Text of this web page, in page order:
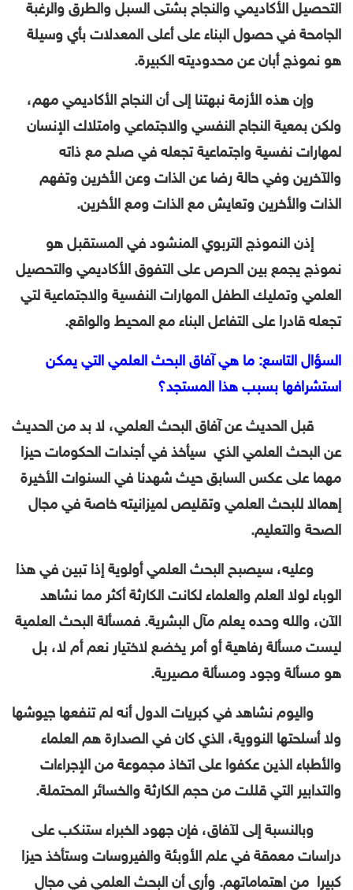
التحصيل الأكاديمي والنجاح بشتى السبل والطرق والرغبة
الجامحة في حصول البناء على أعلى المعدلات بأي وسيلة
هو نموذج أبان عن محدوديته الكبيرة.
وإن هذه الأزمة نبهتنا إلى أن النجاح الأكاديمي مهم،
ولكن بمعية النجاح النفسي والاجتماعي وامتلاك الإنسان
لمهارات نفسية واجتماعية تجعله في صلح مع ذاته
والآخرين وفي حالة رضا عن الذات وعن الأخرين وتفهم
الذات والأخرين وتعايش مع الذات ومع الأخرين.
إذن النموذج التربوي المنشود في المستقبل هو
نموذج يجمع بين الحرص على التفوق الأكاديمي والتحصيل
العلمي وتمليك الطفل المهارات النفسية والاجتماعية لتي
تجعله قادرا على التفاعل البناء مع المحيط والواقع.
السؤال التاسع: ما هي آفاق البحث العلمي التي يمكن
استشرافها بسبب هذا المستجد؟
قبل الحديث عن آفاق البحث العلمي، لا بد من الحديث
عن البحث العلمي الذي سيأخذ في أجندات الحكومات حيزا
مهما على عكس السابق حيث شهدنا في السنوات الأخيرة
إهمالا للبحث العلمي وتقليص لميزانيته خاصة في مجال
الصحة والتعليم.
وعليه، سيصبح البحث العلمي أولوية إذا تبين في هذا
الوباء لولا العلم والعلماء لكانت الكارثة أكثر مما نشاهد
الآن، والله وحده يعلم مآل البشرية. فمسألة البحث العلمية
ليست مسألة رفاهية أو أمر يخضع لاختيار نعم أم لا، بل
هو مسألة وجود ومسألة مصيرية.
واليوم نشاهد في كبريات الدول أنه لم تنفعها جيوشها
ولا أسلحتها النووية، الذي كان في الصدارة هم العلماء
والأطباء الذين عكفوا على اتخاذ مجموعة من الإجراءات
والتدابير التي قللت من حجم الكارثة والخسائر المحتملة.
وبالنسبة إلى لآفاق، فإن جهود الخبراء ستنكب على
دراسات معمقة في علم الأوبئة والفيروسات وستأخذ حيزا
كبيرا من اهتماماتهم. وأرى أن البحث العلمي في مجال